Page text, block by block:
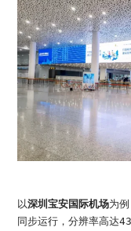
以深圳宝安国际机场为
同步运行，分辨率高达